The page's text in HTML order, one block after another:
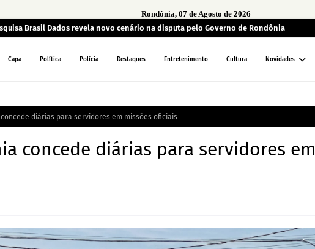
Rondônia, 07 de Agosto de 2026
Brasil Dados revela novo cenário na disputa pelo Governo de Rondônia
Capa Política Polícia Destaques Entretenimento Cultura Novidades
diárias para servidores em missões oficiais
concede diárias para servidores em